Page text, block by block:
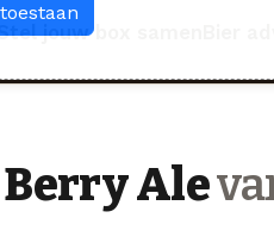
jouw box samen
Ale